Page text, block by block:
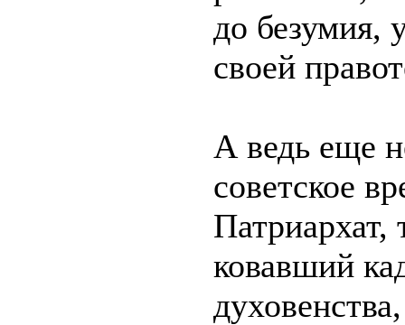
до безумия,
своей
А ведь еще
советское
Патриархат,
ковавший